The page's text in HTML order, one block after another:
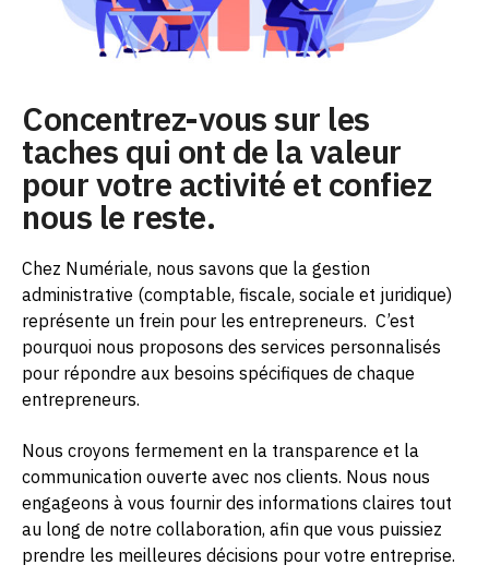
Concentrez-vous sur les
taches qui ont de la valeur
pour votre activité et confiez
nous le reste.
Chez Numériale, nous savons que la gestion
administrative (comptable, fiscale, sociale et juridique)
représente un frein pour les entrepreneurs. C’est
pourquoi nous proposons des services personnalisés
pour répondre aux besoins spécifiques de chaque
entrepreneurs.
Nous croyons fermement en la transparence et la
communication ouverte avec nos clients. Nous nous
engageons à vous fournir des informations claires tout
au long de notre collaboration, afin que vous puissiez
prendre les meilleures décisions pour votre entreprise.